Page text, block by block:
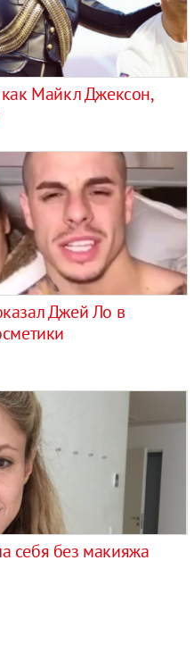
Майкл Джексон,
Джей Ло в
себя без макияжа